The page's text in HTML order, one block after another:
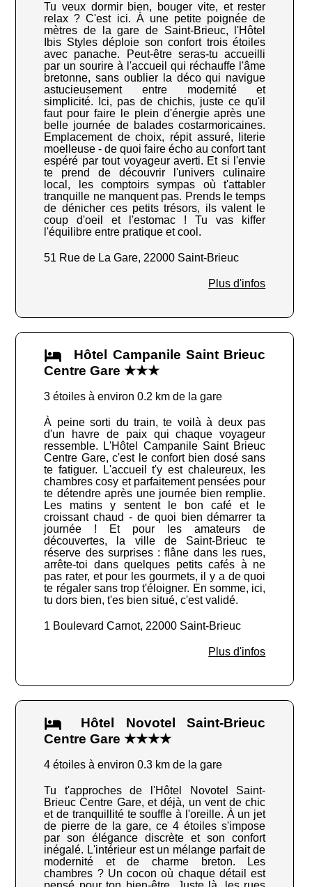
Tu veux dormir bien, bouger vite, et rester
relax ? C'est ici. À une petite poignée de
mètres de la gare de Saint-Brieuc, l'Hôtel
Ibis Styles déploie son confort trois étoiles
avec panache. Peut-être seras-tu accueilli
par un sourire à l'accueil qui réchauffe l'âme
bretonne, sans oublier la déco qui navigue
astucieusement entre modernité et
simplicité. Ici, pas de chichis, juste ce qu'il
faut pour faire le plein d'énergie après une
belle journée de balades costarmoricaines.
Emplacement de choix, répit assuré, literie
moelleuse - de quoi faire écho au confort tant
espéré par tout voyageur averti. Et si l'envie
te prend de découvrir l'univers culinaire
local, les comptoirs sympas où t'attabler
tranquille ne manquent pas. Prends le temps
de dénicher ces petits trésors, ils valent le
coup d'oeil et l'estomac ! Tu vas kiffer
l'équilibre entre pratique et cool.
51 Rue de La Gare, 22000 Saint-Brieuc
Plus d'infos
Hôtel Campanile Saint Brieuc
Centre Gare ★★★
3 étoiles à environ 0.2 km de la gare
À peine sorti du train, te voilà à deux pas
d'un havre de paix qui chaque voyageur
ressemble. L'Hôtel Campanile Saint Brieuc
Centre Gare, c'est le confort bien dosé sans
te fatiguer. L'accueil t'y est chaleureux, les
chambres cosy et parfaitement pensées pour
te détendre après une journée bien remplie.
Les matins y sentent le bon café et le
croissant chaud - de quoi bien démarrer ta
journée ! Et pour les amateurs de
découvertes, la ville de Saint-Brieuc te
réserve des surprises : flâne dans les rues,
arrête-toi dans quelques petits cafés à ne
pas rater, et pour les gourmets, il y a de quoi
te régaler sans trop t'éloigner. En somme, ici,
tu dors bien, t'es bien situé, c'est validé.
1 Boulevard Carnot, 22000 Saint-Brieuc
Plus d'infos
Hôtel Novotel Saint-Brieuc
Centre Gare ★★★★
4 étoiles à environ 0.3 km de la gare
Tu t'approches de l'Hôtel Novotel Saint-
Brieuc Centre Gare, et déjà, un vent de chic
et de tranquillité te souffle à l'oreille. À un jet
de pierre de la gare, ce 4 étoiles s'impose
par son élégance discrète et son confort
inégalé. L'intérieur est un mélange parfait de
modernité et de charme breton. Les
chambres ? Un cocon où chaque détail est